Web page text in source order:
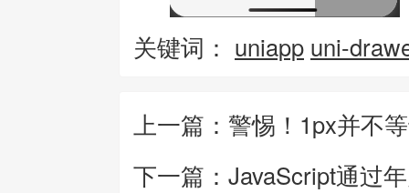
关键词： uniapp uni-
上一篇：警惕！1px并不
下一篇：JavaScript通过